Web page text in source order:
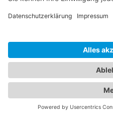
Kontakt
Datenschutz